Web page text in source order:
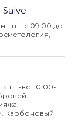
пт.: c 09:00 до
пн-вс: 10:00-
Карбоновый